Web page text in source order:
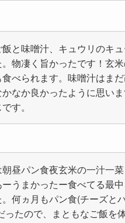
と味噌汁、キュウリのキ
。物凄く旨かったです！玄
べられます。味噌汁はま
かなか良かったように思い
す。
昼パン食夜玄米の一汁一
うまかったー食べてる最
。何ヵ月もパン食(チーズと
ったので、まともなご飯を